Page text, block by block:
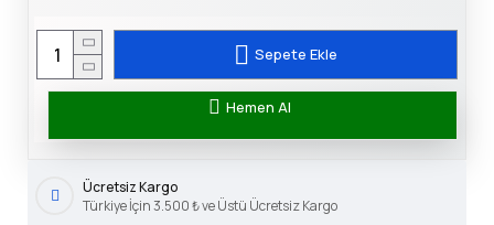
Sepete Ekle
Hemen Al
Ücretsiz Kargo
Türkiye İçin 3.500 ₺ ve Üstü Ücretsiz Kargo